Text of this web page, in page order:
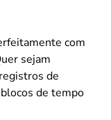
com
sejam
de
de tempo